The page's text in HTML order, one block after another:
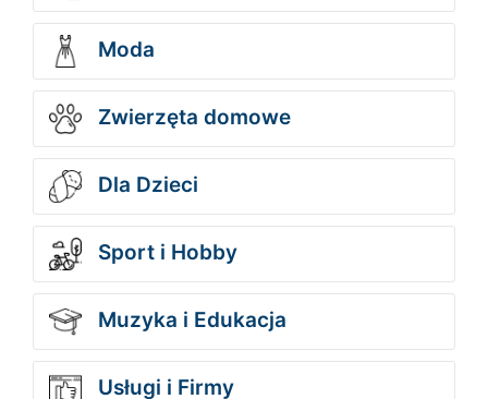
Moda
Zwierzęta domowe
Dla Dzieci
Sport i Hobby
Muzyka i Edukacja
Usługi i Firmy